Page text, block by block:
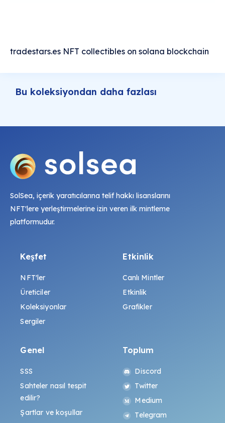
tradestars.es NFT collectibles on solana blockchain
Bu koleksiyondan daha fazlası
SolSea, içerik yaratıcılarına telif hakkı lisanslarını
NFT'lere yerleştirmelerine izin veren ilk mintleme
platformudur.
Keşfet
NFT'ler
Üreticiler
Koleksiyonlar
Sergiler
Etkinlik
Canlı Mintler
Etkinlik
Grafikler
Genel
SSS
Sahteler nasıl tespit
edilir?
Şartlar ve koşullar
Toplum
Discord
Twitter
Medium
Telegram